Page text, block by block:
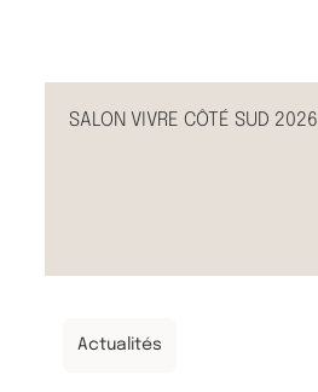
SALON VIVRE CÔTÉ SUD 2026
Actualités